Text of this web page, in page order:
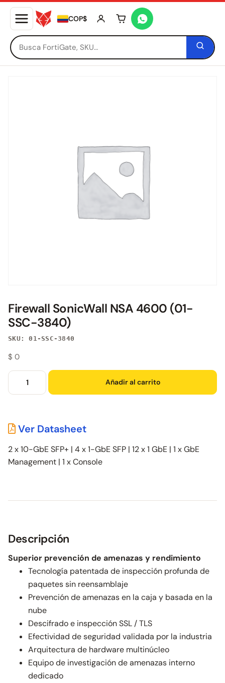
COP$ Tu carrito está vacío
Firewall SonicWall NSA 4600 (01-
SSC-3840)
SKU: 01-SSC-3840
$ 0
Añadir al carrito
Ver Datasheet
2 x 10-GbE SFP+ | 4 x 1-GbE SFP | 12 x 1 GbE | 1 x GbE
Management | 1 x Console
Descripción
Superior prevención de amenazas y rendimiento
Tecnología patentada de inspección profunda de
paquetes sin reensamblaje
Prevención de amenazas en la caja y basada en la
nube
Descifrado e inspección SSL / TLS
Efectividad de seguridad validada por la industria
Arquitectura de hardware multinúcleo
Equipo de investigación de amenazas interno
dedicado